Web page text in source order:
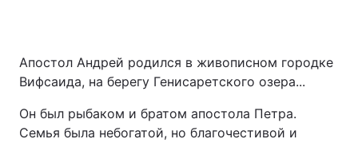
Апостол Андрей родился в живописном городке
Вифсаида, на берегу Генисаретского озера...
Он был рыбаком и братом апостола Петра.
Семья была небогатой, но благочестивой и